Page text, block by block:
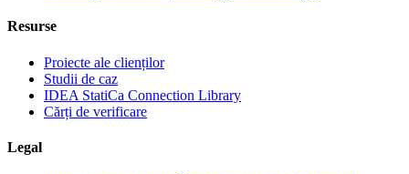
Resurse
Proiecte ale clienților
Studii de caz
IDEA StatiCa Connection Library
Cărți de verificare
Legal